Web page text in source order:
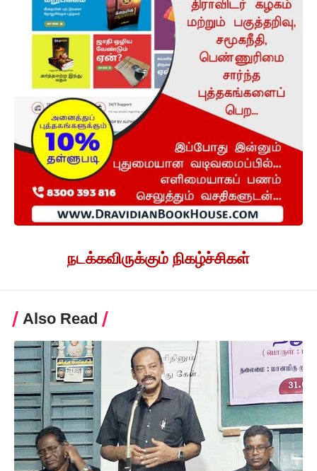
நடக்கவிருக்கும் நிகழ்ச்சிகள்
Also Read